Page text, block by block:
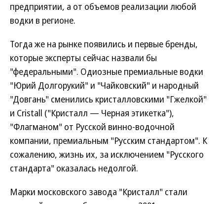
предприятии, а от объемов реализации любой
водки в регионе.
Тогда же на рынке появились и первые бренды,
которые эксперты сейчас назвали бы
"федеральными". Одиозные премиальные водки
"Юрий Долгорукий" и "Чайковский" и народный
"Довгань" сменились кристалловскими "Гжелкой"
и Cristall ("Кристалл — Черная этикетка"),
"Флагманом" от Русской винно-водочной
компании, премиальным "Русским стандартом". К
сожалению, жизнь их, за исключением "Русского
стандарта" оказалась недолгой.
Марки московского завода "Кристалл" стали